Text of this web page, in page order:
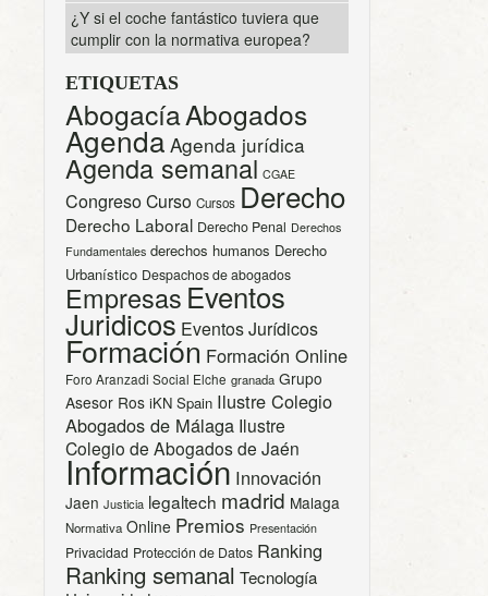
¿Y si el coche fantástico tuviera que
cumplir con la normativa europea?
ETIQUETAS
AbogacíaAbogados
Agenda Agenda jurídica
Agenda semanal CGAE
CongresoCurso Cursos Derecho
Derecho Laboral Derecho Penal Derechos
Fundamentales derechos humanos Derecho
Urbanístico Despachos de abogados
Empresas Eventos
Juridicos Eventos Jurídicos
Formación Formación Online
Foro Aranzadi Social Elche granada Grupo
Asesor Ros iKN Spain Ilustre Colegio
Abogados de Málaga Ilustre
Colegio de Abogados de Jaén
Información Innovación
Jaen Justicia legaltech madrid Malaga
Normativa Online Premios Presentación
Privacidad Protección de Datos Ranking
Ranking semanal Tecnología